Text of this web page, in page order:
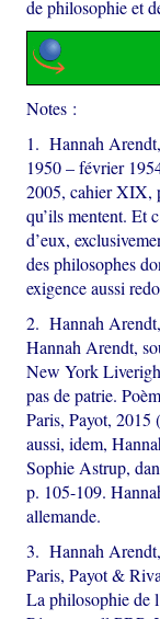
de philosophie et
Notes :
1. Hannah
1950 – février
2005, cahier XIX,
qu’ils mentent. Et
d’eux,
des philosophes
exigence aussi
2. Hannah
Hannah Arendt,
New York
pas de patrie.
Paris, Payot,
aussi, idem,
Sophie Astrup,
p. 105-109.
allemande.
3. Hannah Arendt,
Paris, Payot &
La philosophie de